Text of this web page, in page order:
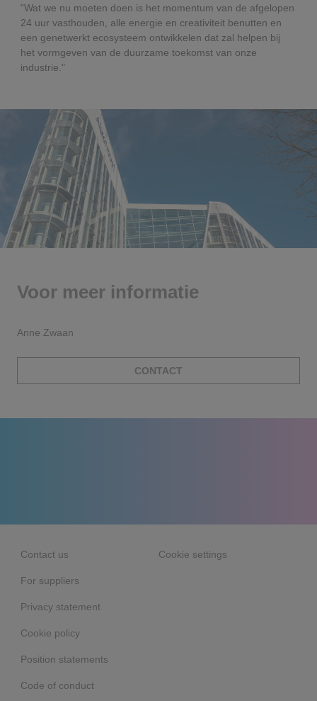
"Wat we nu moeten doen is het momentum van de afgelopen
24 uur vasthouden, alle energie en creativiteit benutten en
een genetwerkt ecosysteem ontwikkelen dat zal helpen bij
het vormgeven van de duurzame toekomst van onze
industrie."
Voor meer informatie
Anne Zwaan
CONTACT
Contact us
For suppliers
Privacy statement
Cookie policy
Position statements
Code of conduct
Cookie settings